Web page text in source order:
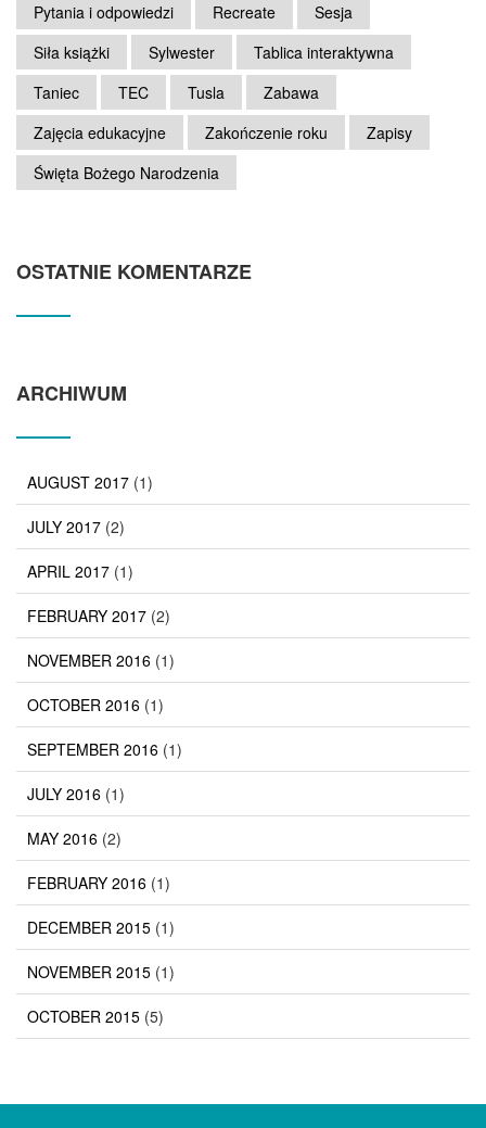
Pytania i odpowiedzi Recreate
Sesja
Siła książki
Sylwester
Tablica interaktywna
Taniec
TEC Tusla
Zabawa
Zajęcia edukacyjne
Zakończenie roku
Zapisy
Święta Bożego Narodzenia
OSTATNIE KOMENTARZE
ARCHIWUM
AUGUST 2017 (1)
JULY 2017 (2)
APRIL 2017 (1)
FEBRUARY 2017 (2)
NOVEMBER 2016 (1)
OCTOBER 2016 (1)
SEPTEMBER 2016 (1)
JULY 2016 (1)
MAY 2016 (2)
FEBRUARY 2016 (1)
DECEMBER 2015 (1)
NOVEMBER 2015 (1)
OCTOBER 2015 (5)